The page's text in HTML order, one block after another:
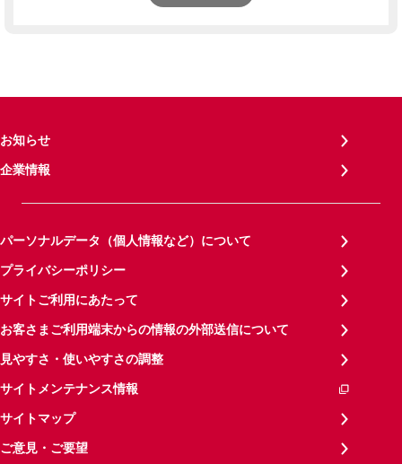
お知らせ
企業情報
パーソナルデータ（個人情報など）について
プライバシーポリシー
サイトご利用にあたって
お客さまご利用端末からの情報の外部送信について
見やすさ・使いやすさの調整
サイトメンテナンス情報
サイトマップ
ご意見・ご要望